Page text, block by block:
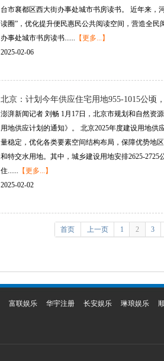
台市襄都区西大街办事处城市书房读书。 近年来，
读圈”，优化提升便民惠民公共阅读空间，营造全
办事处城市书房读书...... 【更多...】
2025-02-06
北京：计划今年供应住宅用地955-1015公顷
澎湃新闻记者 刘畅 1月17日，北京市规划和自然资
用地供应计划的通知》。 北京2025年度建设用地
量稳定，优化各类要素空间结构布局，保障优势地
和特交水用地。其中，城乡建设用地安排2625-
住...... 【更多...】
2025-02-02
首页 上一页 1 2 3
富联娱乐 华宇注册 长安娱乐 琳琅娱乐